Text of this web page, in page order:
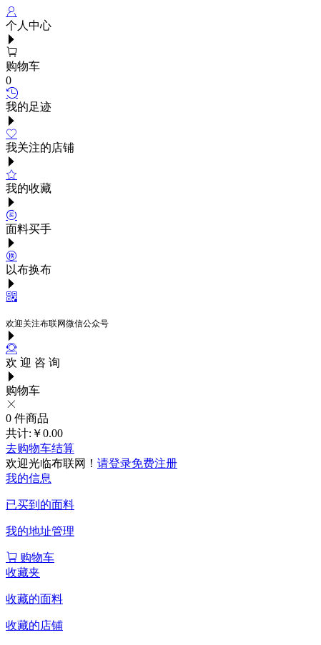
个人中心
购物车
0
我的足迹
我关注的店铺
我的收藏
面料买手
以布换布
欢迎关注布联网微信公众号
欢 迎 咨 询
购物车
0 件商品
共计: ￥0.00
去购物车结算
欢迎光临布联网！ 请登录免费注册
我的信息
已买到的面料
我的地址管理
购物车
收藏夹
收藏的面料
收藏的店铺